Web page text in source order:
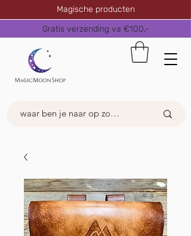
Magische producten
Gratis verzending va €100,-